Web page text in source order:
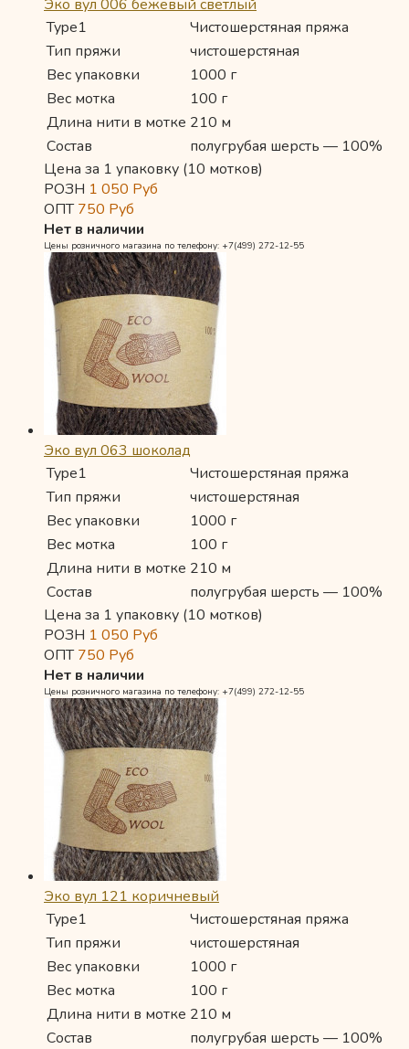
Эко вул 006 бежевый светлый
Type1
Чистошерстяная пряжа
Тип пряжи
чистошерстяная
Вес упаковки
1000 г
Вес мотка
100 г
Длина нити в мотке 210 м
Состав
полугрубая шерсть — 100%
Цена за 1 упаковку (10 мотков)
РОЗН 1 050 Руб
ОПТ750 Руб
Нет в наличии
Цены розничного магазина по телефону: +7(499) 272-12-55
Эко вул 063 шоколад
Type1
Чистошерстяная пряжа
Тип пряжи
чистошерстяная
Вес упаковки
1000 г
Вес мотка
100 г
Длина нити в мотке 210 м
Состав
полугрубая шерсть — 100%
Цена за 1 упаковку (10 мотков)
РОЗН 1 050 Руб
ОПТ750 Руб
Нет в наличии
Цены розничного магазина по телефону: +7(499) 272-12-55
Эко вул 121 коричневый
Type1
Чистошерстяная пряжа
Тип пряжи
чистошерстяная
Вес упаковки
1000 г
Вес мотка
100 г
Длина нити в мотке 210 м
Состав
полугрубая шерсть — 100%